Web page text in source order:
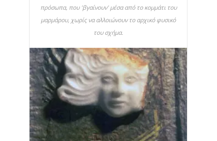
πρόσωπα, που 'βγαίνουν' μέσα από το κομμάτι του
μαρμάρου, χωρίς να αλλοιώνουν το αρχικό φυσικό
του σχήμα.